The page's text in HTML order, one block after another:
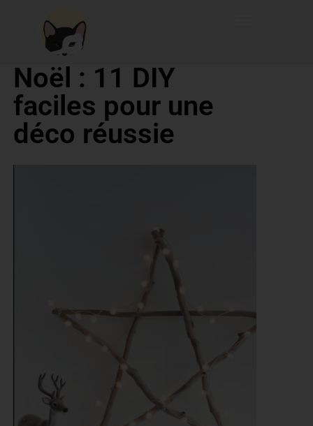
Noël : 11 DIY
faciles pour une
déco réussie